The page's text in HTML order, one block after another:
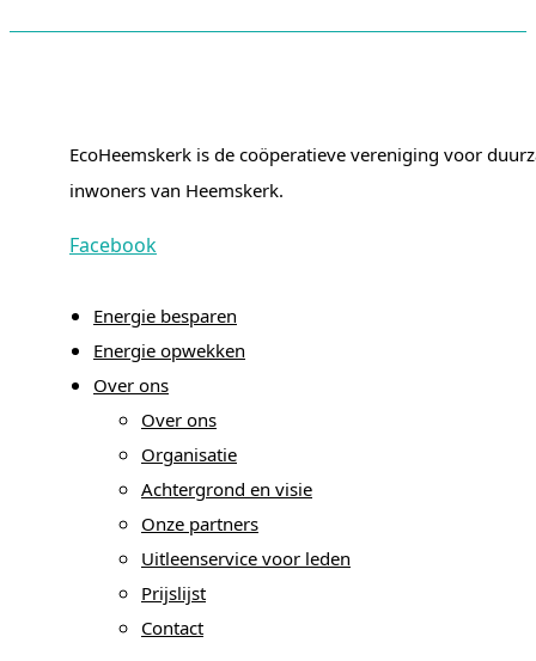
EcoHeemskerk is de coöperatieve vereniging voor
inwoners van Heemskerk.
Facebook
Energie besparen
Energie opwekken
Over ons
Over ons
Organisatie
Achtergrond en visie
Onze partners
Uitleenservice voor leden
Prijslijst
Contact